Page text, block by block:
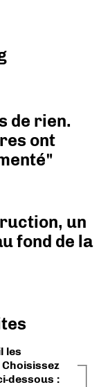
de rien.
ont
un
fond de la
les
dessous :